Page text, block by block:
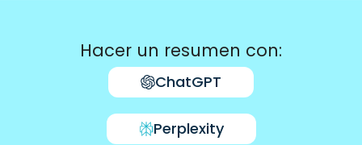
Hacer un resumen con:
ChatGPT
Perplexity